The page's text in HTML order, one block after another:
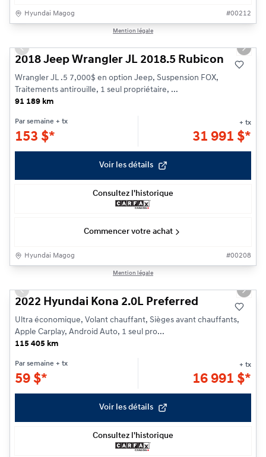
Hyundai Magog #00212
Mention légale
Previous slide Next
2018 Jeep Wrangler JL 2018.5 Rubicon
Wrangler JL .5 7,000$ en option Jeep, Suspension FOX,
Traitements antirouille, 1 seul propriétaire, ...
91 189 km
Par semaine + tx
153 $*
+ tx
31 991 $*
Voir les détails
Consultez l'historique
Commencer votre achat
Hyundai Magog #00208
Mention légale
Previous slide Next
2022 Hyundai Kona 2.0L Preferred
Ultra économique, Volant chauffant, Sièges avant chauffants,
Apple Carplay, Android Auto, 1 seul pro...
115 405 km
Par semaine + tx
59 $*
+ tx
16 991 $*
Voir les détails
Consultez l'historique